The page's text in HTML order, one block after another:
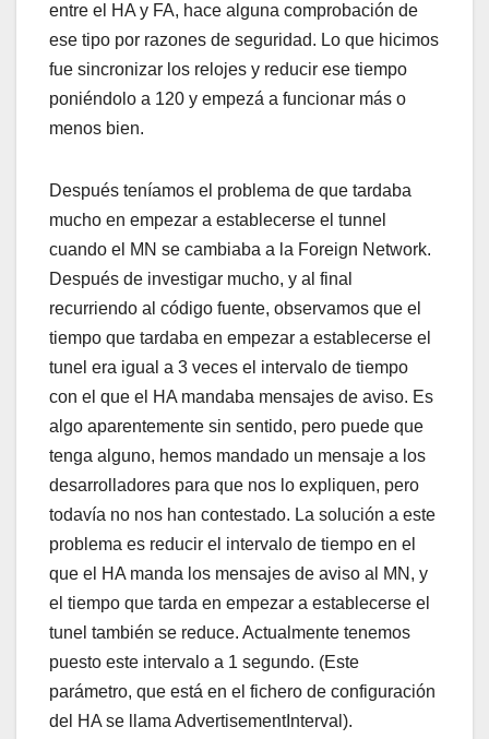
entre el HA y FA, hace alguna comprobación de
ese tipo por razones de seguridad. Lo que hicimos
fue sincronizar los relojes y reducir ese tiempo
poniéndolo a 120 y empezá a funcionar más o
menos bien.
Después teníamos el problema de que tardaba
mucho en empezar a establecerse el tunnel
cuando el MN se cambiaba a la Foreign Network.
Después de investigar mucho, y al final
recurriendo al código fuente, observamos que el
tiempo que tardaba en empezar a establecerse el
tunel era igual a 3 veces el intervalo de tiempo
con el que el HA mandaba mensajes de aviso. Es
algo aparentemente sin sentido, pero puede que
tenga alguno, hemos mandado un mensaje a los
desarrolladores para que nos lo expliquen, pero
todavía no nos han contestado. La solución a este
problema es reducir el intervalo de tiempo en el
que el HA manda los mensajes de aviso al MN, y
el tiempo que tarda en empezar a establecerse el
tunel también se reduce. Actualmente tenemos
puesto este intervalo a 1 segundo. (Este
parámetro, que está en el fichero de configuración
del HA se llama AdvertisementInterval).